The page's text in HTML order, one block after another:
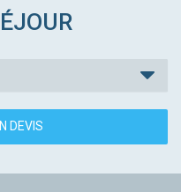
DEVIS